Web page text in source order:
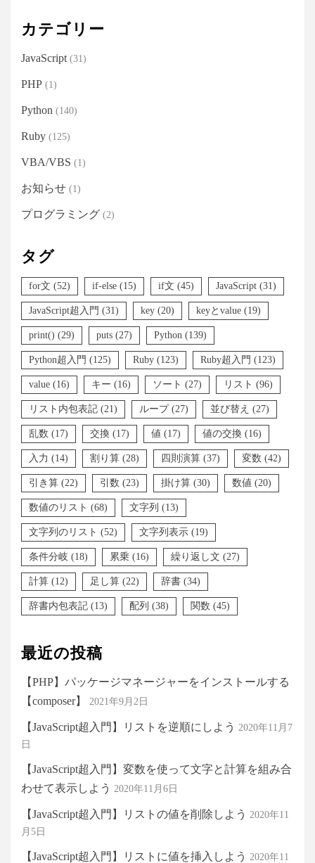
カテゴリー
JavaScript(31)
PHP (1)
Python (140)
Ruby (125)
VBA/VBS (1)
お知らせ (1)
プログラミング (2)
タグ
for文 (52) if-else (15) if文 (45) JavaScript (31)
JavaScript超入門 (31) key (20) keyとvalue (19)
print() (29) puts (27) Python (139)
Python超入門 (125) Ruby (123) Ruby超入門 (123)
value (16) キー (16) ソート (27) リスト (96)
リスト内包表記 (21) ループ (27) 並び替え (27)
乱数 (17) 交換 (17) 値 (17) 値の交換 (16)
入力 (14) 割り算 (28) 四則演算 (37) 変数 (42)
引き算 (22) 引数 (23) 掛け算 (30) 数値 (20)
数値のリスト (68) 文字列 (13)
文字列のリスト (52) 文字列表示 (19)
条件分岐 (18) 累乗 (16) 繰り返し文 (27)
計算 (12) 足し算 (22) 辞書 (34)
辞書内包表記 (13) 配列 (38) 関数 (45)
最近の投稿
【PHP】パッケージマネージャーをインストールする
【composer】
2021年9月2日
【JavaScript超入門】リストを逆順にしよう 2020年11月7
日
【JavaScript超入門】変数を使って文字と計算を組み合
わせて表示しよう 2020年11月6日
【JavaScript超入門】リストの値を削除しよう 2020年11
月5日
【JavaScript超入門】リストに値を挿入しよう 2020年11